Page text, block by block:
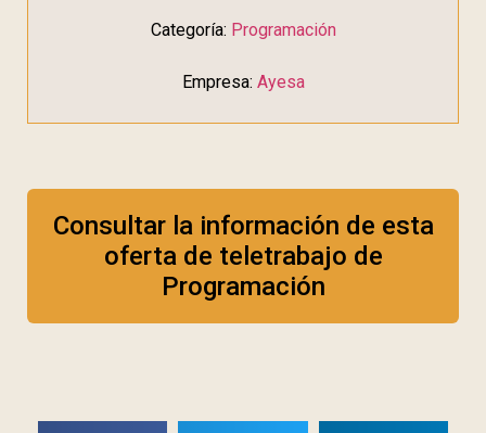
Categoría: Programación
Empresa: Ayesa
Consultar la información de esta
oferta de teletrabajo de
Programación